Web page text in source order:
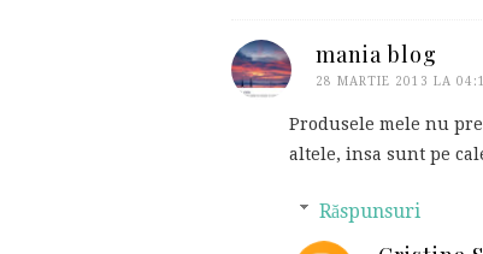
mania blog
28 MARTIE 2013 LA
Produsele mele nu
altele, insa sunt pe
Răspunsuri